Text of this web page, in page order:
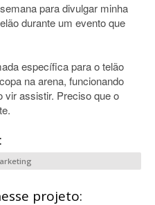
para divulgar minha
durante um evento que
específica para o telão
na arena, funcionando
vir assistir. Preciso que o
projeto: